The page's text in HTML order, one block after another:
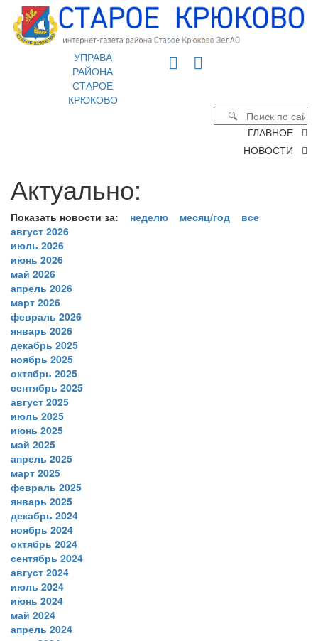
УПРАВА
РАЙОНА
СТАРОЕ
КРЮКОВО
ГЛАВНОЕ
НОВОСТИ
Актуально:
Показать новости за: неделю месяц/год
все
август 2026
июль 2026
июнь 2026
май 2026
апрель 2026
март 2026
февраль 2026
январь 2026
декабрь 2025
ноябрь 2025
октябрь 2025
сентябрь 2025
август 2025
июль 2025
июнь 2025
май 2025
апрель 2025
март 2025
февраль 2025
январь 2025
декабрь 2024
ноябрь 2024
октябрь 2024
сентябрь 2024
август 2024
июль 2024
июнь 2024
май 2024
апрель 2024